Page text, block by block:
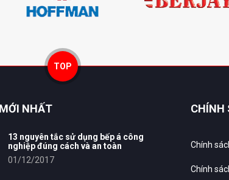
TOP
NHẤT
13 nguyên tắc sử dụng bếp á công
nghiệp đúng cách và an toàn
01/12/2017
CHÍNH
Chính
Chính